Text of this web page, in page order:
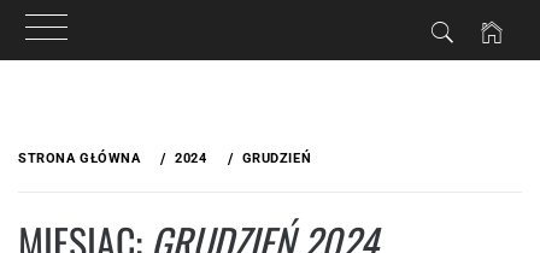
STRONA GŁÓWNA 2024 GRUDZIEŃ
MIESIĄC: GRUDZIEŃ 2024